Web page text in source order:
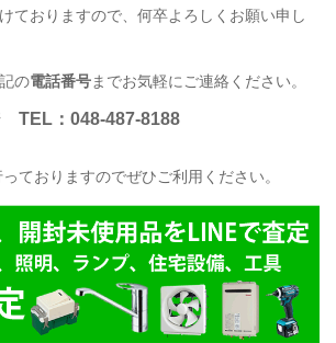
ておりますので、何卒よろしくお願い申し
の電話番号までお気軽にご連絡ください。
TEL ：048-487-8188
っておりますのでぜひご利用ください。